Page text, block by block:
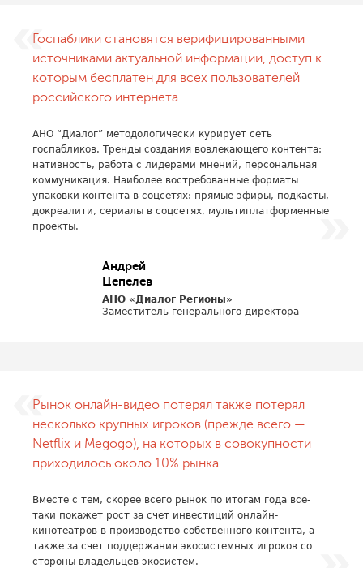
Госпаблики становятся верифицированными
источниками актуальной информации, доступ к
которым бесплатен для всех пользователей
российского интернета.
АНО “Диалог” методологически курирует сеть
госпабликов. Тренды создания вовлекающего контента:
нативность, работа с лидерами мнений, персональная
коммуникация. Наиболее востребованные форматы
упаковки контента в соцсетях: прямые эфиры, подкасты,
докреалити, сериалы в соцсетях, мультиплатформенные
проекты.
Андрей
Цепелев
АНО «Диалог Регионы»
Заместитель генерального директора
Рынок онлайн-видео потерял также потерял
несколько крупных игроков (прежде всего —
Netflix и Megogo), на которых в совокупности
приходилось около 10% рынка.
Вместе с тем, скорее всего рынок по итогам года все-
таки покажет рост за счет инвестиций онлайн-
кинотеатров в производство собственного контента, а
также за счет поддержания экосистемных игроков со
стороны владельцев экосистем.